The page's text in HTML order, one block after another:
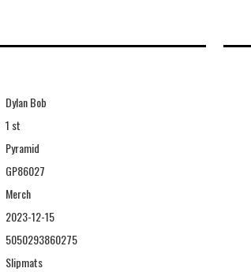
Dylan Bob
1 st
Pyramid
GP86027
Merch
2023-12-15
5050293860275
Slipmats